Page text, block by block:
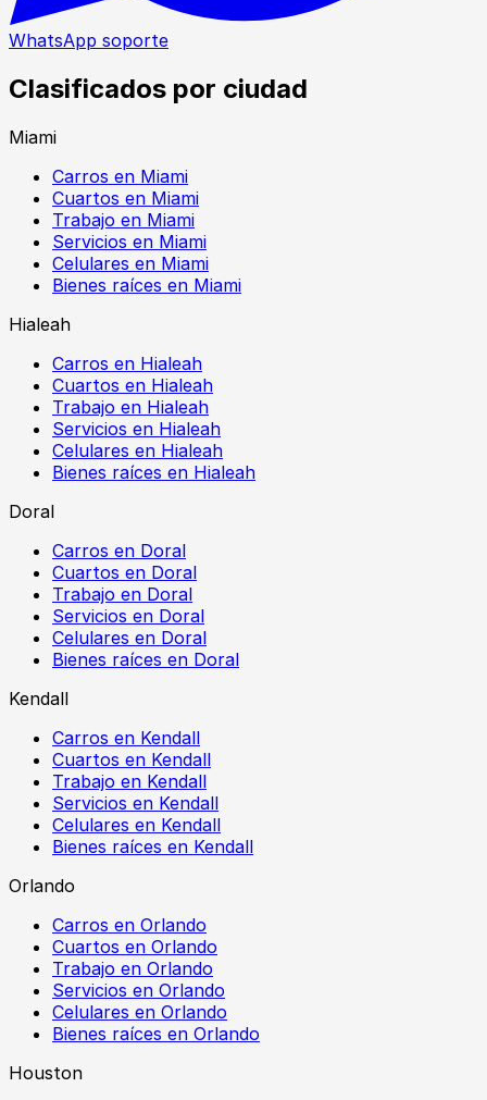
WhatsApp soporte
Clasificados por ciudad
Miami
Carros en Miami
Cuartos en Miami
Trabajo en Miami
Servicios en Miami
Celulares en Miami
Bienes raíces en Miami
Hialeah
Carros en Hialeah
Cuartos en Hialeah
Trabajo en Hialeah
Servicios en Hialeah
Celulares en Hialeah
Bienes raíces en Hialeah
Doral
Carros en Doral
Cuartos en Doral
Trabajo en Doral
Servicios en Doral
Celulares en Doral
Bienes raíces en Doral
Kendall
Carros en Kendall
Cuartos en Kendall
Trabajo en Kendall
Servicios en Kendall
Celulares en Kendall
Bienes raíces en Kendall
Orlando
Carros en Orlando
Cuartos en Orlando
Trabajo en Orlando
Servicios en Orlando
Celulares en Orlando
Bienes raíces en Orlando
Houston